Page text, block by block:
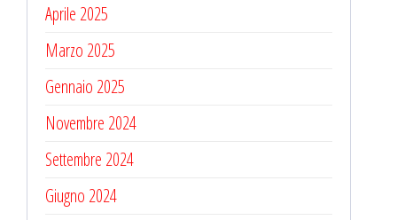
Aprile 2025
Marzo 2025
Gennaio 2025
Novembre 2024
Settembre 2024
Giugno 2024